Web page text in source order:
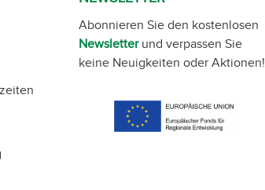
Abonnieren Sie den kostenlosen
Newsletterund verpassen Sie
keine Neuigkeiten oder Aktionen!